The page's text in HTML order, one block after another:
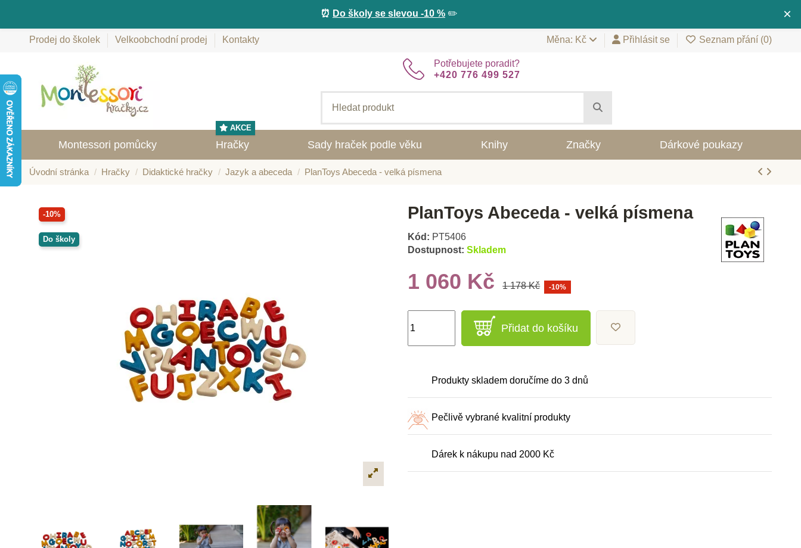
×
⏰ Do školy se slevou -10 % ✏️
Prodej do školek Velkoobchodní prodej Kontakty Měna: Kč Přihlásit se Seznam přání (0)
Potřebujete poradit?
+420 776 499 527
Montessori pomůcky Hračky
AKCE
Sady hraček podle věku Knihy Značky Dárkové poukazy
Úvodní stránka Hračky Didaktické hračky Jazyk a abeceda PlanToys Abeceda - velká písmena
-10%
Do školy
PlanToys Abeceda - velká písmena
Kód: PT5406
Dostupnost: Skladem
1 060 Kč 1 178 Kč -10%
Přidat do košíku
Produkty skladem doručíme do 3 dnů
Pečlivě vybrané kvalitní produkty
Dárek k nákupu nad 2000 Kč